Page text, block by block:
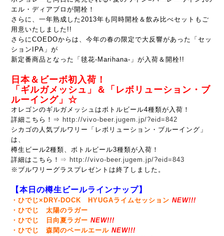
エル・ディアブロが開栓！
さらに、一年熟成した2013年も同時開栓＆飲み比べセットもご
用意いたしました!!
さらにCOEDOからは、今年の春の限定で大反響があった「セッ
ションIPA」が
新定番商品となった「 毬花-Marihana-」が入荷＆開栓!!
日本＆ビーボ初入荷！
「ギルガメッシュ」＆「レボリューション・ブ
ルーイング」☆
オレゴンのギルガメッシュはボトルビール4種類が入荷！
詳細こちら！⇒ http://vivo-beer.jugem.jp/?eid=842
シカゴの人気ブルワリー「レボリューション・ブルーイング」
は、
樽生ビール2種類、ボトルビール3種類が入荷！
詳細はこちら！ ⇒ http://vivo-beer.jugem.jp/?eid=843
※ブルワリーグラスプレゼントは終了しました。
【本日の樽生ビールラインナップ】
・ひでじ×DRY-DOCK HYUGAライムセッション NEW!!!
・ひでじ 太陽のラガー
・ひでじ 日向夏ラガー NEW!!!
・ひでじ 森閑のペールエール NEW!!!